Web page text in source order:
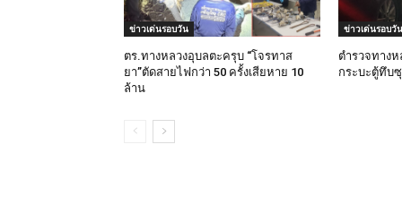
ข่าวเด่นรอบวัน
ตร.ทางหลวงอุบลตะครุบ “โจรทาส
ยา”ตัดสายไฟกว่า 50 ครั้งเสียหาย 10
ล้าน
ข่าวเด่นรอบวัน
ตำรวจทาง
กระบะตู้ทึบ